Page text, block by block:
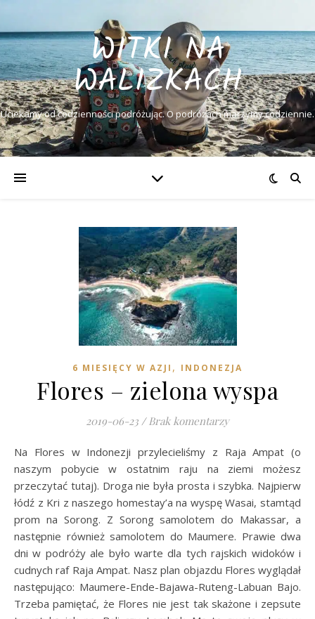
WITKI NA
WALIZKACH
Uciekamy od codzienności podróżując. O podróżach marzymy codziennie.
6 MIESIĘCY W AZJI , INDONEZJA
Flores – zielona wyspa
2019-06-23 / Brak komentarzy
Na Flores w Indonezji przylecieliśmy z Raja Ampat (o
naszym pobycie w ostatnim raju na ziemi możesz
przeczytać tutaj). Droga nie była prosta i szybka. Najpierw
łódź z Kri z naszego homestay’a na wyspę Wasai, stamtąd
prom na Sorong. Z Sorong samolotem do Makassar, a
następnie również samolotem do Maumere. Prawie dwa
dni w podróży ale było warte dla tych rajskich widoków i
cudnych raf Raja Ampat. Nasz plan objazdu Flores wyglądał
następująco: Maumere-Ende-Bajawa-Ruteng-Labuan Bajo.
Trzeba pamiętać, że Flores nie jest tak skażone i zepsute